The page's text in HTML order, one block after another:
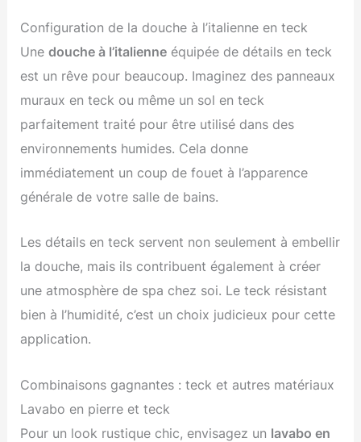
Configuration de la douche à l’italienne en teck
Unedouche à l’italienne équipée de détails en teck
est un rêve pour beaucoup. Imaginez des panneaux
muraux en teck ou même un sol en teck
parfaitement traité pour être utilisé dans des
environnements humides. Cela donne
immédiatement un coup de fouet à l’apparence
générale de votre salle de bains.
Les détails en teck servent non seulement à embellir
la douche, mais ils contribuent également à créer
une atmosphère de spa chez soi. Le teck résistant
bien à l’humidité, c’est un choix judicieux pour cette
application.
Combinaisons gagnantes : teck et autres matériaux
Lavabo en pierre et teck
Pour un look rustique chic, envisagez un lavabo en